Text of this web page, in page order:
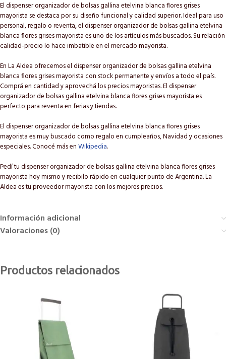
El dispenser organizador de bolsas gallina etelvina blanca flores grises
mayorista se destaca por su diseño funcional y calidad superior. Ideal para uso
personal, regalo o reventa, el dispenser organizador de bolsas gallina etelvina
blanca flores grises mayorista es uno de los artículos más buscados. Su relación
calidad-precio lo hace imbatible en el mercado mayorista.
En La Aldea ofrecemos el dispenser organizador de bolsas gallina etelvina
blanca flores grises mayorista con stock permanente y envíos a todo el país.
Comprá en cantidad y aprovechá los precios mayoristas. El dispenser
organizador de bolsas gallina etelvina blanca flores grises mayorista es
perfecto para reventa en ferias y tiendas.
El dispenser organizador de bolsas gallina etelvina blanca flores grises
mayorista es muy buscado como regalo en cumpleaños, Navidad y ocasiones
especiales. Conocé más enWikipedia.
Pedí tu dispenser organizador de bolsas gallina etelvina blanca flores grises
mayorista hoy mismo y recibilo rápido en cualquier punto de Argentina. La
Aldea es tu proveedor mayorista con los mejores precios.
Información adicional
Valoraciones (0)
Productos relacionados